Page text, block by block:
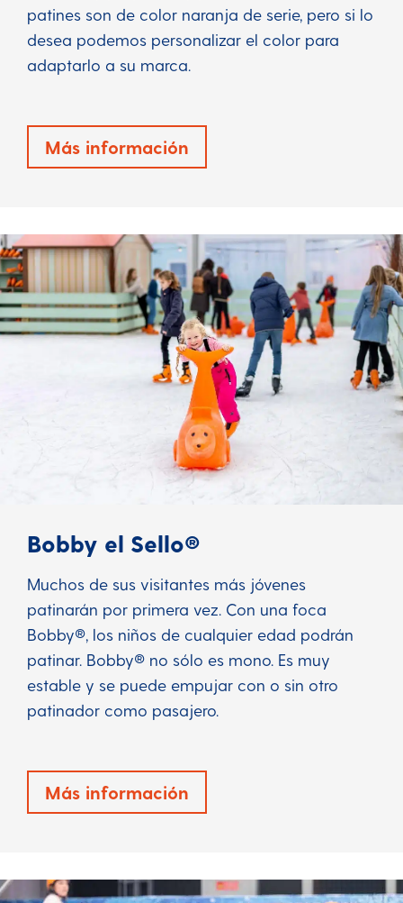
patines son de color naranja de serie, pero si lo
desea podemos personalizar el color para
adaptarlo a su marca.
Más información
Bobby el Sello®
Muchos de sus visitantes más jóvenes
patinarán por primera vez. Con una foca
Bobby®, los niños de cualquier edad podrán
patinar. Bobby® no sólo es mono. Es muy
estable y se puede empujar con o sin otro
patinador como pasajero.
Más información